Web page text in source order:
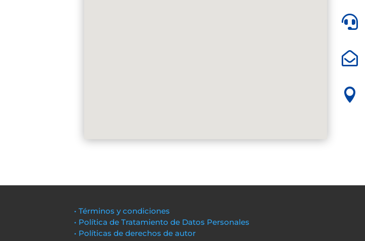



• Términos y condiciones
• Política de Tratamiento de Datos Personales
• Políticas de derechos de autor